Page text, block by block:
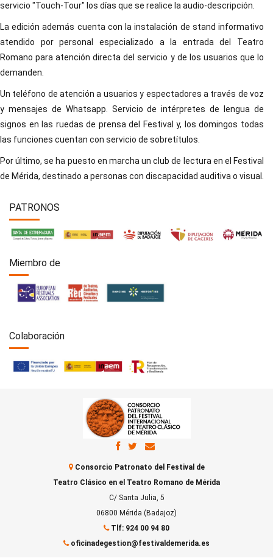
servicio "Touch-Tour" los días que se realice la audio-descripción.
La edición además cuenta con la instalación de stand informativo
atendido por personal especializado a la entrada del Teatro
Romano para atención directa del servicio y de los usuarios que lo
demanden.
Un teléfono de atención a usuarios y espectadores a través de voz
y mensajes de Whatsapp. Servicio de intérpretes de lengua de
signos en las ruedas de prensa del Festival y, los domingos todas
las funciones cuentan con servicio de sobretítulos.
Por último, se ha puesto en marcha un club de lectura en el Festival
de Mérida, destinado a personas con discapacidad auditiva o visual.
PATRONOS
Miembro de
Colaboración
Consorcio Patronato del Festival de
Teatro Clásico en el Teatro Romano de Mérida
C/ Santa Julia, 5
06800 Mérida (Badajoz)
Tlf: 924 00 94 80
oficinadegestion@festivaldemerida.es